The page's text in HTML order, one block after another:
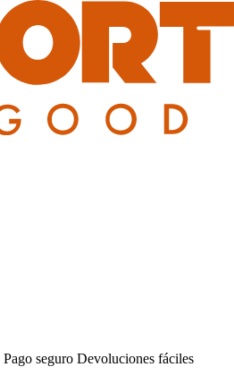
Pago seguro Devoluciones fáciles